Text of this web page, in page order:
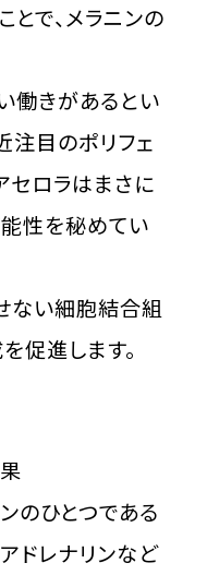
とで、メラニンの
働きがあるとい
注目のポリフェ
セロラはまさに
能性を秘めてい
ない細胞結合組
促進します。
のひとつである
ドレナリンなど